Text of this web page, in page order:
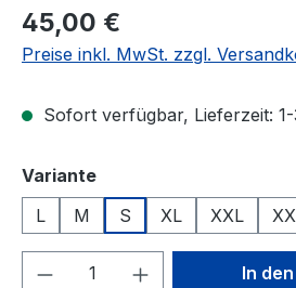
Regulärer Preis:
45,00 €
Preise inkl. MwSt. zzgl.
Sofort verfügbar, Lieferzeit: 1-
Varianteauswählen
L
M S XL XXL
Produkt Anzahl: Gib
In